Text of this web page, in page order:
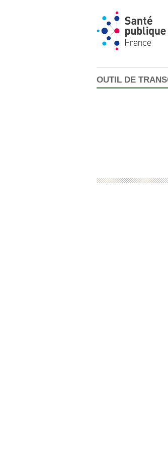
OUTIL DE